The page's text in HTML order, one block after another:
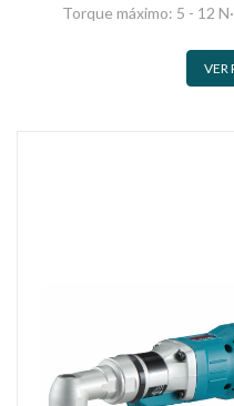
Torque máximo: 5 - 12
VER